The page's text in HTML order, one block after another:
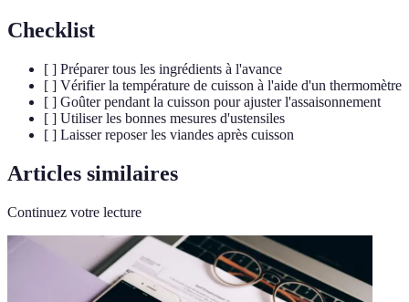
Checklist
[ ] Préparer tous les ingrédients à l'avance
[ ] Vérifier la température de cuisson à l'aide d'un thermomètre
[ ] Goûter pendant la cuisson pour ajuster l'assaisonnement
[ ] Utiliser les bonnes mesures d'ustensiles
[ ] Laisser reposer les viandes après cuisson
Articles similaires
Continuez votre lecture